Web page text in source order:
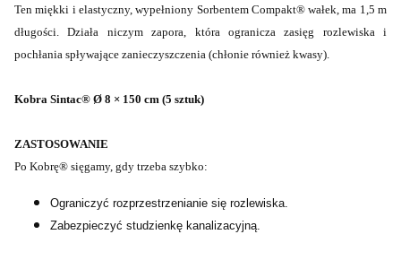
Ten miękki i elastyczny, wypełniony Sorbentem Compakt® wałek, ma 1,5 m
długości. Działa niczym zapora, która ogranicza zasięg rozlewiska i
pochłania spływające zanieczyszczenia (chłonie również kwasy).
Kobra Sintac® Ø 8 × 150 cm (5 sztuk)
ZASTOSOWANIE
Po Kobrę® sięgamy, gdy trzeba szybko:
Ograniczyć rozprzestrzenianie się rozlewiska.
Zabezpieczyć studzienkę kanalizacyjną.